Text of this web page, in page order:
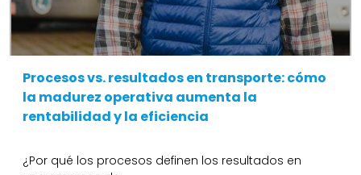
Procesos vs. resultados en transporte: cómo
la madurez operativa aumenta la
rentabilidad y la eficiencia
¿Por qué los procesos definen los resultados en